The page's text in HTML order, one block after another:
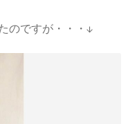
のですが・・・↓